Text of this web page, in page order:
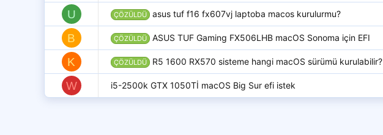
U ÇÖZÜLDÜ asus tuf f16 fx607vj laptoba macos kurulurmu?
B ÇÖZÜLDÜ ASUS TUF Gaming FX506LHB macOS Sonoma için EFI
K ÇÖZÜLDÜ R5 1600 RX570 sisteme hangi macOS sürümü kurulabilir?
W i5-2500k GTX 1050Tİ macOS Big Sur efi istek